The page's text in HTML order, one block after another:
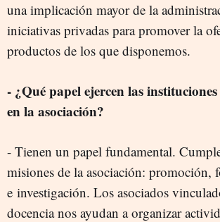
una implicación mayor de la
iniciativas privadas para promover la
productos de los que disponemos.
- ¿Qué papel ejercen las
en la asociación?
- Tienen un papel fundamental.
misiones de la asociación: promoción,
e investigación. Los asociados
docencia nos ayudan a organizar